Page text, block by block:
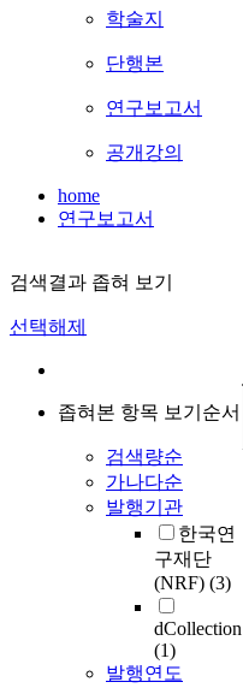
학술지
단행본
연구보고서
공개강의
home
연구보고서
검색결과 좁혀 보기
선택해제
좁혀본 항목 보기순서
검색량순
가나다순
발행기관
한국연
구재단
(NRF) (3)
dCollection
(1)
발행연도